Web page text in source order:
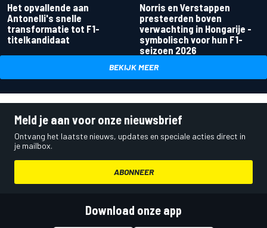
Het opvallende aan
Antonelli's snelle
transformatie tot F1-
titelkandidaat
Norris en Verstappen
presteerden boven
verwachting in Hongarije -
symbolisch voor hun F1-
seizoen 2026
BEKIJK MEER
Meld je aan voor onze nieuwsbrief
Ontvang het laatste nieuws, updates en speciale acties direct in
je mailbox.
ABONNEER
Download onze app